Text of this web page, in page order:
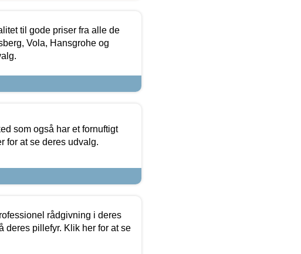
til gode priser fra alle de
Vola, Hansgrohe og
som også har et fornuftigt
for at se deres udvalg.
rådgivning i deres
deres pillefyr. Klik her for at se